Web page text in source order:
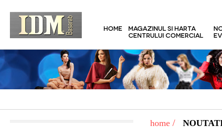
HOME
MAGAZINUL SI HARTA
CENTRULUI COMERCIAL
home /